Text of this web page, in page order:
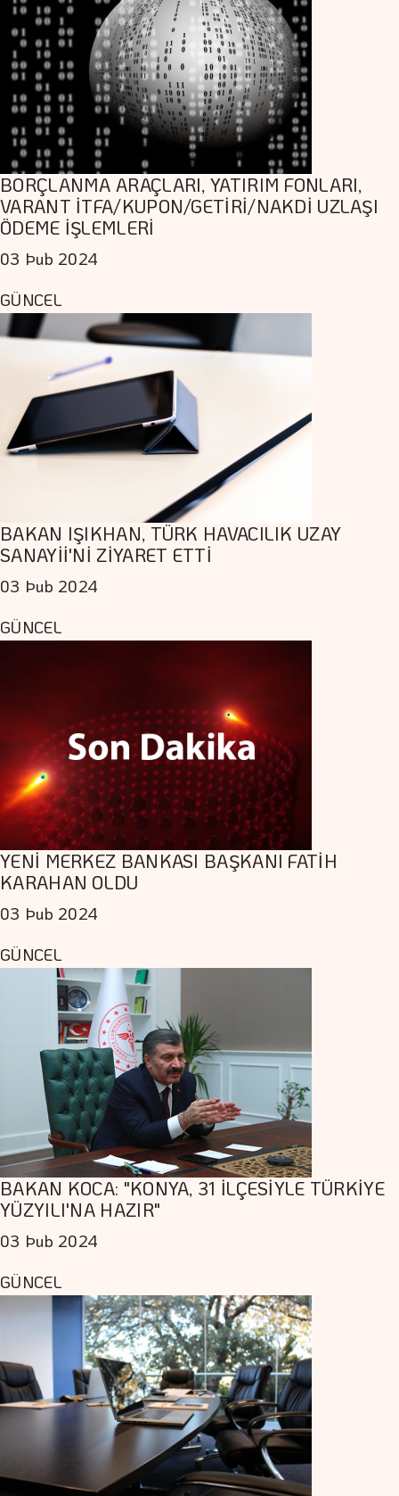
BORÇLANMA ARAÇLARI, YATIRIM FONLARI,
VARANT İTFA/KUPON/GETİRİ/NAKDİ UZLAŞI
ÖDEME İŞLEMLERİ
03 Þub 2024
GÜNCEL
BAKAN IŞIKHAN, TÜRK HAVACILIK UZAY
SANAYİİ'Nİ ZİYARET ETTİ
03 Þub 2024
GÜNCEL
YENİ MERKEZ BANKASI BAŞKANI FATİH
KARAHAN OLDU
03 Þub 2024
GÜNCEL
BAKAN KOCA: "KONYA, 31 İLÇESİYLE TÜRKİYE
YÜZYILI'NA HAZIR"
03 Þub 2024
GÜNCEL